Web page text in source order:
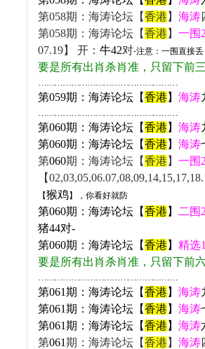
第058期：海涛论坛【香港 】 海涛
第058期：海涛论坛【香港 】 一围
07.19】 开： 牛42对-注意：一围直接
要是所有出肖杀肖准，只留下前
……………………………………………
第059期：海涛论坛【香港 】 海涛
……………………………………………
第060期：海涛论坛【香港 】 海涛
第060期：海涛论坛【香港 】 海涛
第060期：海涛论坛【香港 】 一围
【
【猴鸡】，你看好就防
第060期：海涛论坛【香港 】
二围
猪44对-
第060期：海涛论坛【香港 】 精选
要是所有出肖杀肖准，只留下前
……………………………………………
第061期：海涛论坛【香港 】 海涛
第061期：海涛论坛【香港 】 海涛
第061期：海涛论坛【香港 】 海涛
第061期：海涛论坛【香港 】 海涛